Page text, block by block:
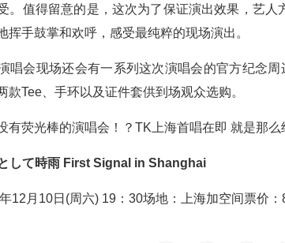
。值得留意的是，这次为了保证演出效果，艺
挥手鼓掌和欢呼，感受最纯粹的现场演出。
唱会现场还会有一系列这次演唱会的官方纪念
款Tee、手环以及证件套供到场观众选购。
して時雨 First Signal in Shanghai
12月10日(周六) 19：30场地：上海加空间票价